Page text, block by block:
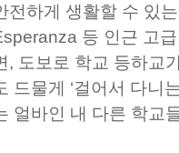
전하게 생활할 수 있
등 인근 고
, 도보로 학교 등하교
드물게 ‘걸어서 다니
얼바인 내 다른 학교